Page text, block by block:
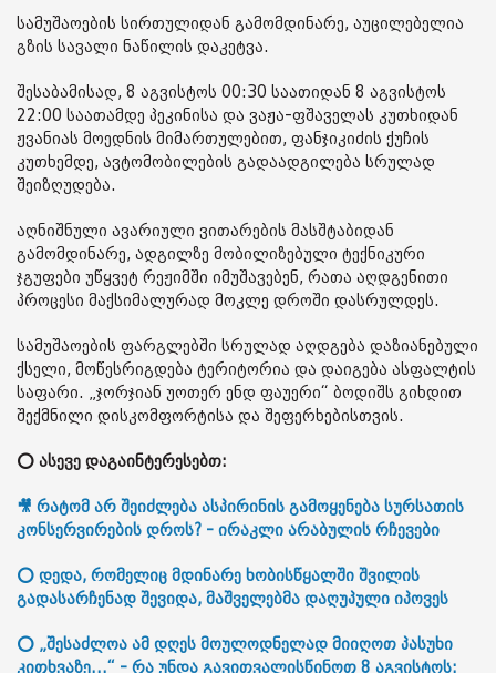
სამუშაოების სირთულიდან გამომდინარე, აუცილებელია
გზის სავალი ნაწილის დაკეტვა.
შესაბამისად, 8 აგვისტოს 00:30 საათიდან 8 აგვისტოს
22:00 საათამდე პეკინისა და ვაჟა-ფშაველას კუთხიდან
ჟვანიას მოედნის მიმართულებით, ფანჯიკიძის ქუჩის
კუთხემდე, ავტომობილების გადაადგილება სრულად
შეიზღუდება.
აღნიშნული ავარიული ვითარების მასშტაბიდან
გამომდინარე, ადგილზე მობილიზებული ტექნიკური
ჯგუფები უწყვეტ რეჟიმში იმუშავებენ, რათა აღდგენითი
პროცესი მაქსიმალურად მოკლე დროში დასრულდეს.
სამუშაოების ფარგლებში სრულად აღდგება დაზიანებული
ქსელი, მოწესრიგდება ტერიტორია და დაიგება ასფალტის
საფარი. „ჯორჯიან უოთერ ენდ ფაუერი“ ბოდიშს გიხდით
შექმნილი დისკომფორტისა და შეფერხებისთვის.
⭕ ასევე დაგაინტერესებთ:
🎥 რატომ არ შეიძლება ასპირინის გამოყენება სურსათის
კონსერვირების დროს? - ირაკლი არაბულის რჩევები
⭕ დედა, რომელიც მდინარე ხობისწყალში შვილის
გადასარჩენად შევიდა, მაშველებმა დაღუპული იპოვეს
⭕ „შესაძლოა ამ დღეს მოულოდნელად მიიღოთ პასუხი
კითხვაზე...“ - რა უნდა გავითვალისწინოთ 8 აგვისტოს: